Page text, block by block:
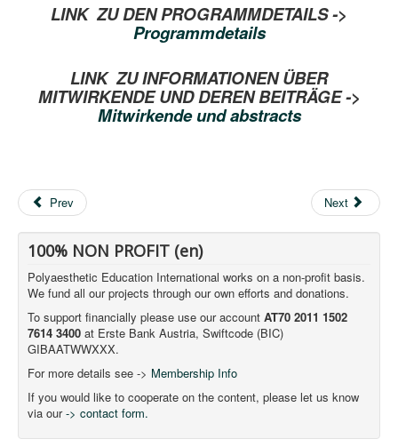
LINK ZU DEN PROGRAMMDETAILS ->
Programmdetails
LINK ZU INFORMATIONEN ÜBER
MITWIRKENDE UND DEREN BEITRÄGE ->
Mitwirkende und abstracts
Prev Next
100% NON PROFIT (en)
Polyaesthetic Education International works on a non-profit basis.
We fund all our projects through our own efforts and donations.
To support financially please use our account AT70 2011 1502
7614 3400 at Erste Bank Austria, Swiftcode (BIC)
GIBAATWWXXX.
For more details see -> Membership Info
If you would like to cooperate on the content, please let us know
via our-> contact form.